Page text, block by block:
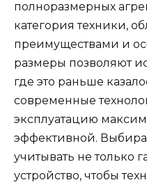
полноразмерных
категория техники,
преимуществами и
размеры позволяют
где это раньше
современные
эксплуатацию
эффективной.
учитывать не только
устройство, чтобы